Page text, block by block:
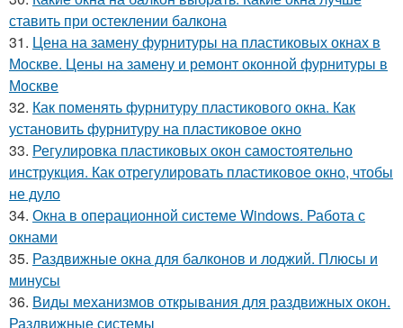
ставить при остеклении балкона
31. Цена на замену фурнитуры на пластиковых окнах в
Москве. Цены на замену и ремонт оконной фурнитуры в
Москве
32. Как поменять фурнитуру пластикового окна. Как
установить фурнитуру на пластиковое окно
33. Регулировка пластиковых окон самостоятельно
инструкция. Как отрегулировать пластиковое окно, чтобы
не дуло
34. Окна в операционной системе Windows. Работа с
окнами
35. Раздвижные окна для балконов и лоджий. Плюсы и
минусы
36. Виды механизмов открывания для раздвижных окон.
Раздвижные системы